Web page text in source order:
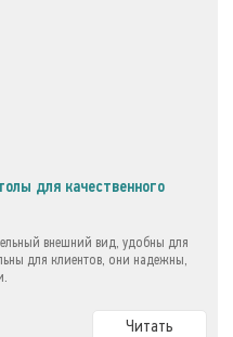
для качественного
внешний вид, удобны для
для клиентов, они надежны,
Читать